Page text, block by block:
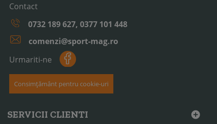
Contact
0732 189 627, 0377 101 448
comenzi@sport-mag.ro
Urmariti-ne
Consimțământ pentru cookie-uri
SERVICII CLIENTI